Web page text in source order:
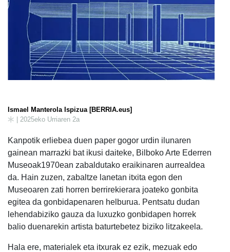
Ismael Manterola Ispizua [BERRIA.eus]
| 2025eko Urriaren 2a
Kanpotik erliebea duen paper gogor urdin ilunaren
gainean marrazki bat ikusi daiteke, Bilboko Arte Ederren
Museoak1970ean zabaldutako eraikinaren aurrealdea
da. Hain zuzen, zabaltze lanetan itxita egon den
Museoaren zati horren berrirekierara joateko gonbita
egitea da gonbidapenaren helburua. Pentsatu dudan
lehendabiziko gauza da luxuzko gonbidapen horrek
balio duenarekin artista baturtebetez biziko litzakeela.
Hala ere, materialek eta itxurak ez ezik, mezuak edo